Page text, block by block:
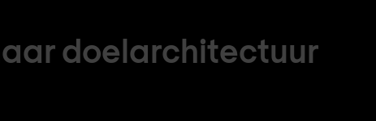
doelarchitectuur